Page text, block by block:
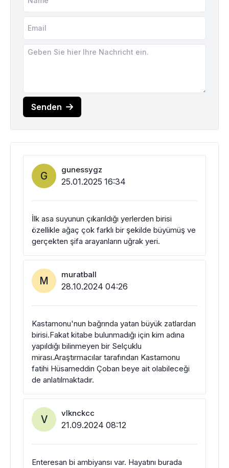
Senden
G gunessygz
25.01.2025 16:34
İlk asa suyunun çıkarıldığı yerlerden birisi
özellikle ağaç çok farklı bir şekilde büyümüş ve
gerçekten şifa arayanların uğrak yeri.
M muratball
28.10.2024 04:26
Kastamonu'nun bağrında yatan büyük zatlardan
birisi.Fakat kitabe bulunmadığı için kim adına
yapıldığı bilinmeyen bir Selçuklu
mirası.Araştırmacılar tarafından Kastamonu
fatihi Hüsameddin Çoban beye ait olabileceği
de anlatılmaktadır.
V vlknckcc
21.09.2024 08:12
Enteresan bi ambiyansı var. Hayatını burada